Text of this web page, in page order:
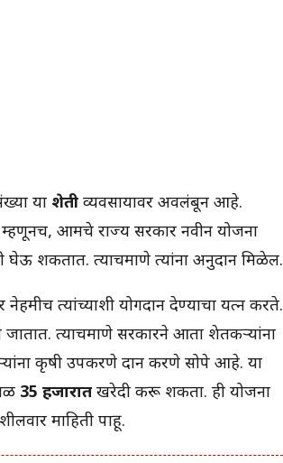
या शेती व्यवसायावर अवलंबून आहे.
आमचे राज्य सरकार नवीन योजना
त्याचप्रमाणे त्यांना अनुदान मिळेल.
त्यांच्याशी योगदान देण्याचा प्रयत्न करते.
त्याचप्रमाणे सरकारने आता शेतकर्‍यांना
कृषी उपकरणे प्रदान करणे सोपे आहे. या
35 हजारात खरेदी करू शकता. ही योजना
माहिती पाहू.